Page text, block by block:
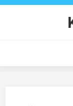
Skip